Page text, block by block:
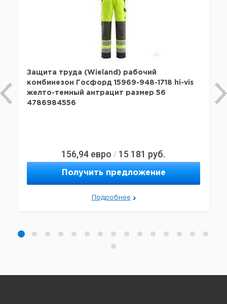
Защита труда (Wieland) рабочий
комбинезон Госфорд 15969-948-1718 hi-vis
желто-темный антрацит размер 56
4786984556
156,94 евро / 15 181 руб.
Получить предложение
Подробнее